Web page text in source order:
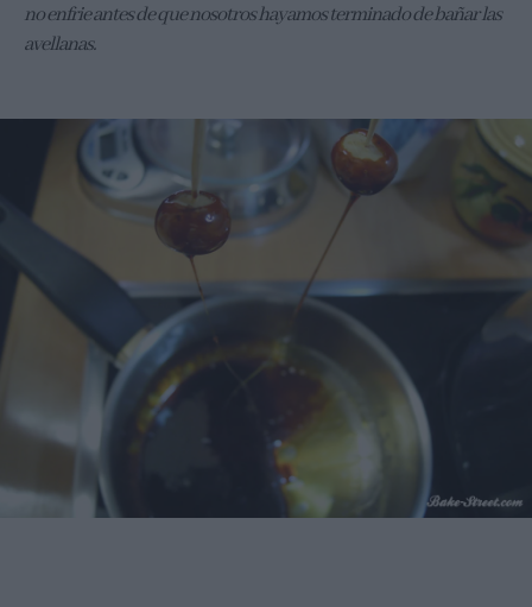
no enfrie antes de que nosotros hayamos terminado de bañar las
avellanas.